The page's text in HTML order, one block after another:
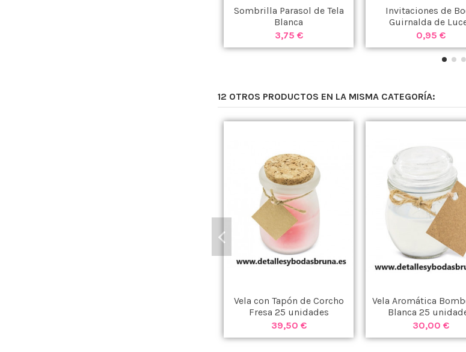
Sombrilla Parasol de Tela
Blanca
3,75 €
Invitaciones de
Guirnalda de
0,95 €
12 OTROS PRODUCTOS EN LA MISMA CATEGORÍA:
Vela con Tapón de Corcho
Fresa 25 unidades
39,50 €
Vela Aromática
Blanca 25
30,00 €